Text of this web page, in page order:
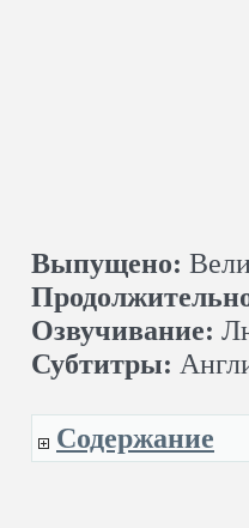
Выпущено:
Озвучивание:
Субтитры:
Содержание